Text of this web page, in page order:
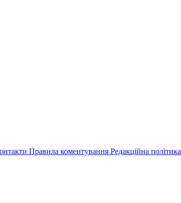
Правила коментування Редакційна політика